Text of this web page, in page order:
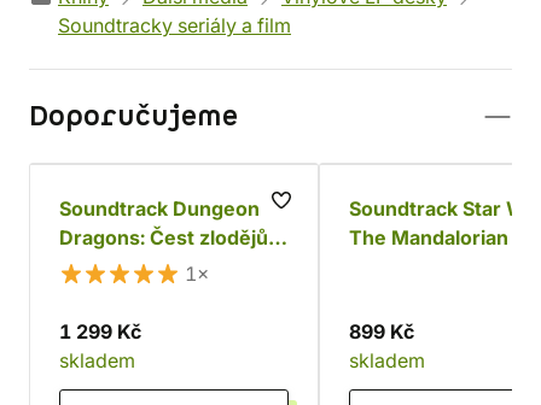
Soundtracky seriály a film
Doporučujeme
Soundtrack Dungeons &
Dragons: Čest zlodějů
(2 růžová LP) 1×
1 299 Kč
skladem
Soundtrack Star
The Mandalorian
899 Kč
skladem